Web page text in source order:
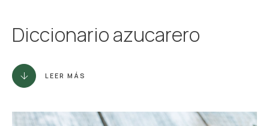
Blog
Diccionario azucarero
LEER MÁS